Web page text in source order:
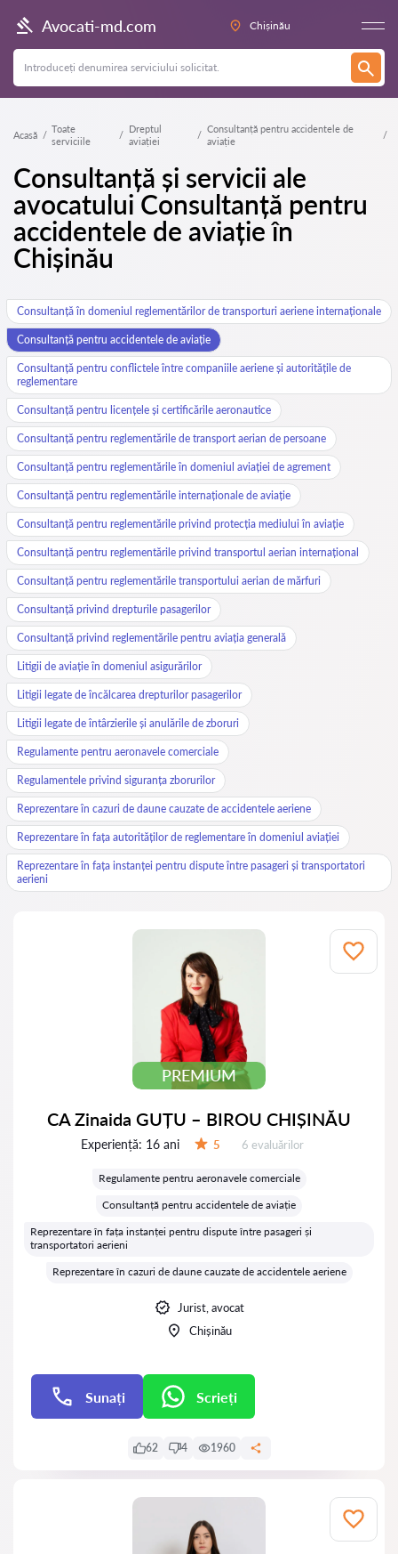
Avocati-md.com Chișinău
Acasă
Toate
serviciile
Dreptul
aviației
Consultanță pentru accidentele de
aviație
Consultanță și servicii ale
avocatului Consultanță pentru
accidentele de aviație în
Chișinău
Consultanță în domeniul reglementărilor de transporturi aeriene internaționale
Consultanță pentru accidentele de aviație
Consultanță pentru conflictele între companiile aeriene și autoritățile de
reglementare
Consultanță pentru licențele și certificările aeronautice
Consultanță pentru reglementările de transport aerian de persoane
Consultanță pentru reglementările în domeniul aviației de agrement
Consultanță pentru reglementările internaționale de aviație
Consultanță pentru reglementările privind protecția mediului în aviație
Consultanță pentru reglementările privind transportul aerian internațional
Consultanță pentru reglementările transportului aerian de mărfuri
Consultanță privind drepturile pasagerilor
Consultanță privind reglementările pentru aviația generală
Litigii de aviație în domeniul asigurărilor
Litigii legate de încălcarea drepturilor pasagerilor
Litigii legate de întârzierile și anulările de zboruri
Regulamente pentru aeronavele comerciale
Regulamentele privind siguranța zborurilor
Reprezentare în cazuri de daune cauzate de accidentele aeriene
Reprezentare în fața autorităților de reglementare în domeniul aviației
Reprezentare în fața instanței pentru dispute între pasageri și transportatori
aerieni
PREMIUM
CA Zinaida GUȚU – BIROU CHIȘINĂU
Experiență: 16 ani 5 Evaluărilor:
6 evaluărilor
Regulamente pentru aeronavele comerciale
Consultanță pentru accidentele de aviație
Reprezentare în fața instanței pentru dispute între pasageri și
transportatori aerieni
Reprezentare în cazuri de daune cauzate de accidentele aeriene
Jurist, avocat
Chișinău
Sunați Scrieți
62 4 1960